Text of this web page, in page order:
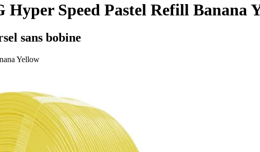
Hyper Speed Pastel Refill Banana
sans bobine
Yellow